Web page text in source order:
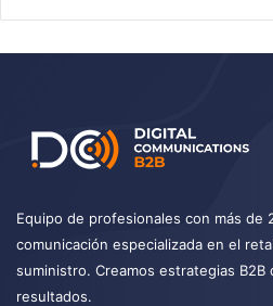
Equipo de profesionales con más de
comunicación especializada en el
suministro. Creamos estrategias
resultados.